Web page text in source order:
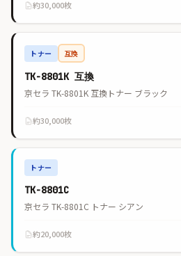
約30,000枚
トナー 互換
TK-8801K 互換
京セラ TK-8801K 互換トナー ブラック
約30,000枚
トナー
TK-8801C
京セラ TK-8801C トナー シアン
約20,000枚